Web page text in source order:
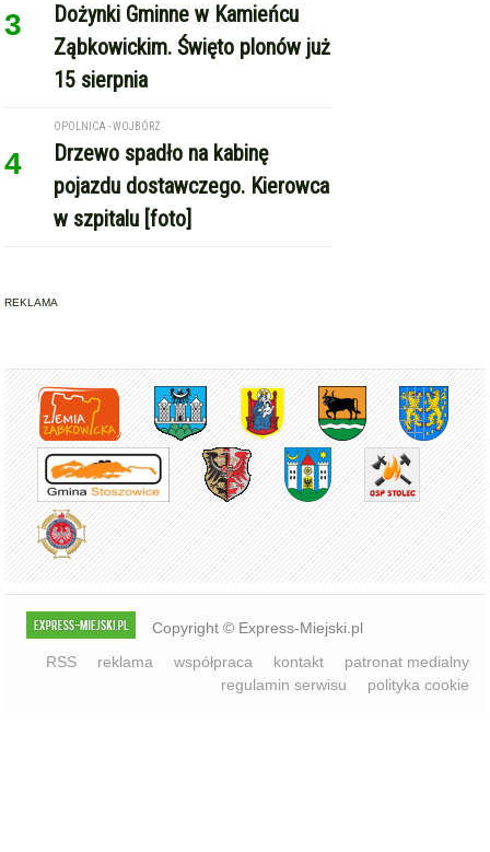
3
Dożynki Gminne w Kamieńcu
Ząbkowickim. Święto plonów już
15 sierpnia
4
OPOLNICA - WOJBÓRZ
Drzewo spadło na kabinę
pojazdu dostawczego. Kierowca
w szpitalu [foto]
REKLAMA
Copyright © Express-Miejski.pl
RSS
reklama współpraca kontakt
patronat medialny
regulamin serwisu
polityka cookie